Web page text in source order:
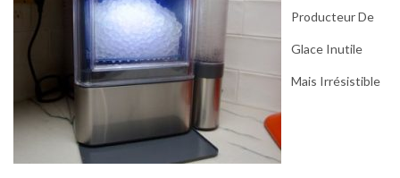
Producteur De
Glace Inutile
Mais Irrésistible